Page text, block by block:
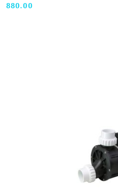
Cena:
880.00